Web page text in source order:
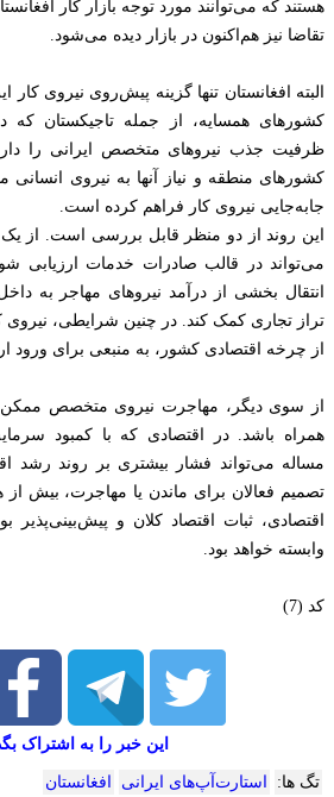
هستند که می‌توانند مورد توجه بازار کار
تقاضا نیز هم‌اکنون در بازار دیده می‌شود.
البته افغانستان تنها گزینه پیش‌روی نیروی
کشورهای همسایه، از جمله تاجیکستان که
ظرفیت جذب نیروهای متخصص ایرانی را
کشورهای منطقه و نیاز آنها به نیروی انسانی
جابه‌جایی نیروی کار فراهم کرده است.
این روند از دو منظر قابل بررسی است. از
می‌تواند در قالب صادرات خدمات
انتقال بخشی از درآمد نیروهای مهاجر به
تراز تجاری کمک کند. در چنین شرایطی، نیروی
از چرخه اقتصادی کشور، به منبعی برای ورود
از سوی دیگر، مهاجرت نیروی متخصص ممکن
همراه باشد. در اقتصادی که با کمبود
مساله می‌تواند فشار بیشتری بر روند رشد
تصمیم فعالان برای ماندن یا مهاجرت، بیش
اقتصادی، ثبات اقتصاد کلان و
وابسته خواهد بود.
کد (7)
این خبر را به اشتراک
تگ ها: استارت‌آپ‌های ایرانی افغانستان